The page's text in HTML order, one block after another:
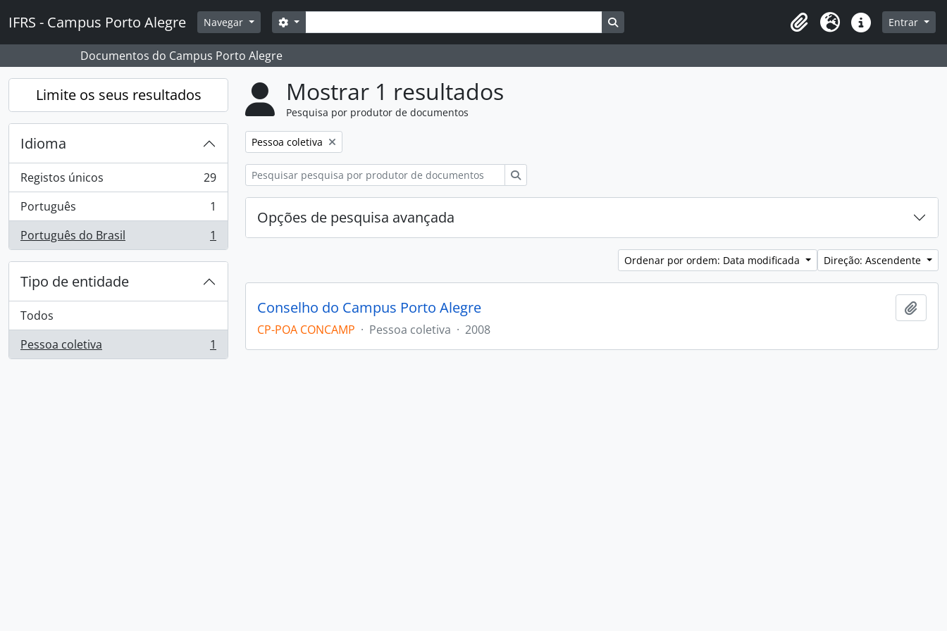
IFRS - Campus Porto Alegre Navegar Pesquisar
Opções de busca Busque na página de navegação
Idioma Ligações rápidas
Entrar
Documentos do Campus Porto Alegre
Limite os seus resultados
Idioma
Registos únicos
, 29 resultados
29
Português
, 1 resultados
1
Português do Brasil
, 1 resultados 1
Tipo de entidade
Todos
Pessoa coletiva
, 1 resultados 1
Mostrar 1 resultados
Pesquisa por produtor de documentos
Remover filtro:
Pessoa coletiva
Opções de pesquisa avançada
Ordenar por ordem: Data modificada Direção: Ascendente
Conselho do Campus Porto Alegre
CP-POA CONCAMP · Pessoa coletiva · 2008